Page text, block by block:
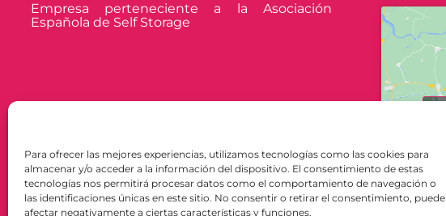
Para ofrecer las mejores experiencias, utilizamos tecnologías como las cookies para
almacenar y/o acceder a la información del dispositivo. El consentimiento de estas
tecnologías nos permitirá procesar datos como el comportamiento de navegación o
las identificaciones únicas en este sitio. No consentir o retirar el consentimiento, puede
afectar negativamente a ciertas características y funciones.
Empresa perteneciente a la Asociación
Española de Self Storage